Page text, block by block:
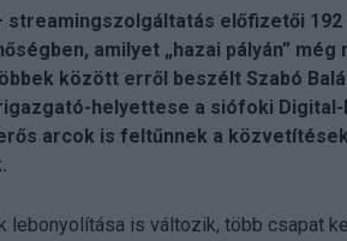
előfizetői
amilyet „hazai pályán”
között erről beszélt Szabó
helyettese a siófoki Digital-
arcok is feltűnnek a
lebonyolítása is változik, több csapat